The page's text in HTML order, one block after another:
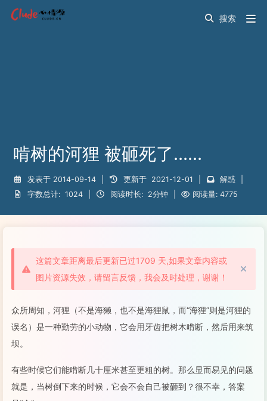
啃树的河狸 被砸死了……
发表于 2014-09-14 更新于 2021-12-01 解惑
字数总计: 1024 阅读时长: 2分钟 阅读量: 4775
这篇文章距离最后更新已过1709 天,如果文章内容或
图片资源失效，请留言反馈，我会及时处理，谢谢！
众所周知，河狸（不是海獭，也不是海狸鼠，而“海狸”则是河狸的
误名）是一种勤劳的小动物，它会用牙齿把树木啃断，然后用来筑
坝。
有些时候它们能啃断几十厘米甚至更粗的树。那么显而易见的问题
就是，当树倒下来的时候，它会不会自己被砸到？很不幸，答案